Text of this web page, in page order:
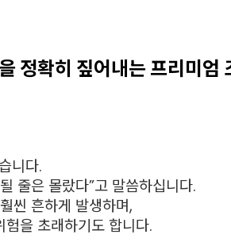
정확히 짚어내는 프리미엄
니다.
줄은 몰랐다”고 말씀하십니다.
씬 흔하게 발생하며,
을 초래하기도 합니다.